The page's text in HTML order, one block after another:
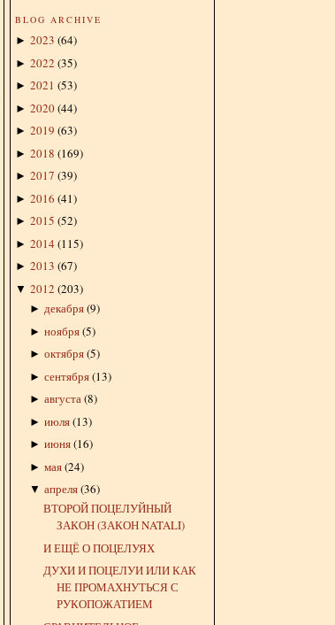
BLOG ARCHIVE
► 2023 (64)
► 2022 (35)
► 2021 (53)
► 2020(44)
► 2019 (63)
► 2018 (169)
► 2017 (39)
► 2016 (41)
► 2015 (52)
► 2014 (115)
► 2013 (67)
▼ 2012 (203)
► декабря(9)
► ноября(5)
► октября(5)
► сентября(13)
► августа(8)
► июля(13)
► июня(16)
► мая(24)
▼ апреля(36)
ВТОРОЙ ПОЦЕЛУЙНЫЙ
ЗАКОН (ЗАКОН NATALI)
И ЕЩЁ О ПОЦЕЛУЯХ
ДУХИ И ПОЦЕЛУИ ИЛИ КАК
НЕ ПРОМАХНУТЬСЯ С
РУКОПОЖАТИЕМ